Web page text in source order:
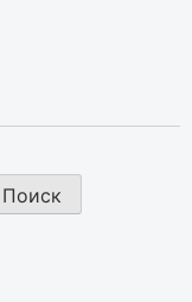
Поиск